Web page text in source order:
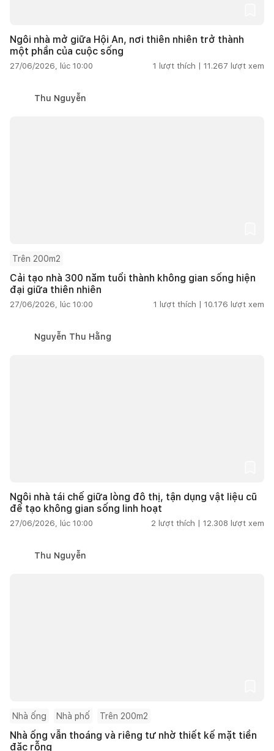
Ngôi nhà mở giữa Hội An, nơi thiên nhiên trở thành
một phần của cuộc sống
27/06/2026, lúc 10:00 1 lượt thích | 11.267 lượt xem
Thu Nguyễn
Trên 200m2
Cải tạo nhà 300 năm tuổi thành không gian sống hiện
đại giữa thiên nhiên
27/06/2026, lúc 10:00 1 lượt thích | 10.176 lượt xem
Nguyễn Thu Hằng
Ngôi nhà tái chế giữa lòng đô thị, tận dụng vật liệu cũ
để tạo không gian sống linh hoạt
27/06/2026, lúc 10:00 2 lượt thích | 12.308 lượt xem
Thu Nguyễn
Nhà ống Nhà phố Trên 200m2
Nhà ống vẫn thoáng và riêng tư nhờ thiết kế mặt tiền
đặc rỗng